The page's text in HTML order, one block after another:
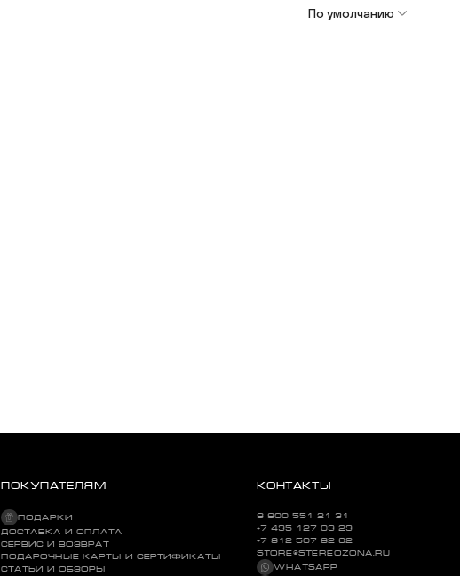
По умолчанию
ПОКУПАТЕЛЯМ
ПОДАРКИ
ДОСТАВКА И ОПЛАТА
СЕРВИС И ВОЗВРАТ
ПОДАРОЧНЫЕ КАРТЫ И СЕРТИФИКАТЫ
СТАТЬИ И ОБЗОРЫ
КОНТАКТЫ
8 800 551 21 31
+7 495 127 09 29
+7 812 507 82 62
STORE@STEREOZONA.RU
WHATSAPP